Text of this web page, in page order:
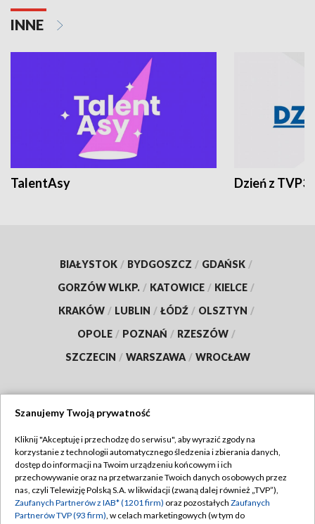
INNE
TalentAsy Dzień z TVP3
BIAŁYSTOK / BYDGOSZCZ / GDAŃSK /
GORZÓW WLKP. / KATOWICE / KIELCE /
KRAKÓW / LUBLIN / ŁÓDŹ / OLSZTYN /
OPOLE / POZNAŃ / RZESZÓW /
SZCZECIN / WARSZAWA / WROCŁAW
TVP
Abonament TVP
Emisja w TVP
Regulamin TVP
Polityka prywatności
Szanujemy Twoją prywatność
Kliknij "Akceptuję i przechodzę do serwisu", aby wyrazić zgody na
korzystanie z technologii automatycznego śledzenia i zbierania danych,
dostęp do informacji na Twoim urządzeniu końcowym i ich
przechowywanie oraz na przetwarzanie Twoich danych osobowych przez
nas, czyli Telewizję Polską S.A. w likwidacji (zwaną dalej również „TVP”),
Zaufanych Partnerów z IAB* (1201 firm) oraz pozostałych Zaufanych
Partnerów TVP (93 firm), w celach marketingowych (w tym do